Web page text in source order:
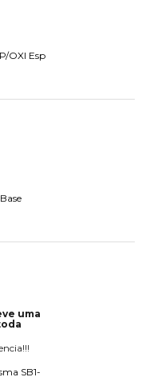
OXI Esp
uma
SB1-